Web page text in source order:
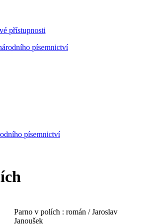
přístupnosti
písemnictví
Parno v polích : román / Jaroslav
Janoušek